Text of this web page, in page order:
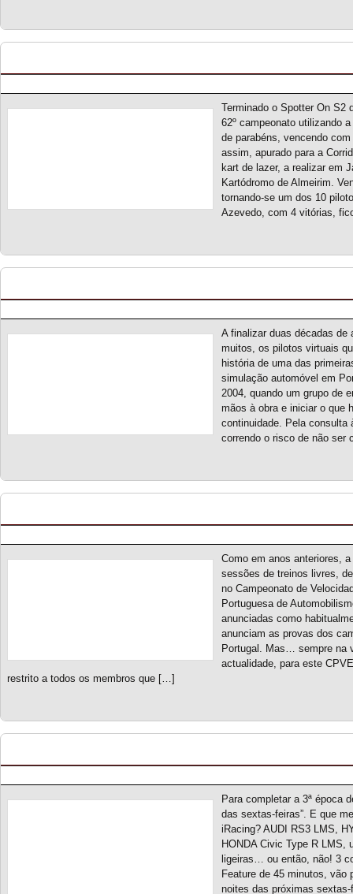
Terminado o Spotter On S2
62º campeonato utilizando
de parabéns, vencendo
assim, apurado para a
kart de lazer, a realizar em
Kartódromo de Almeirim.
tornando-se um dos 10
Azevedo, com 4 vitórias,
A finalizar duas décadas de
muitos, os pilotos virtuais
história de uma das
simulação automóvel em
2004, quando um grupo de
mãos à obra e iniciar o que
continuidade. Pela consulta
correndo o risco de não
Como em anos anteriores,
sessões de treinos livres,
no Campeonato de
Portuguesa de
anunciadas como
anunciam as provas dos
Portugal. Mas… sempre na
actualidade, para este
restrito a todos os membros que […]
Para completar a 3ª época
das sextas-feiras”. E que
iRacing? AUDI RS3 LMS,
HONDA Civic Type R LMS,
ligeiras… ou então, não! 3
Feature de 45 minutos, vão
noites das próximas